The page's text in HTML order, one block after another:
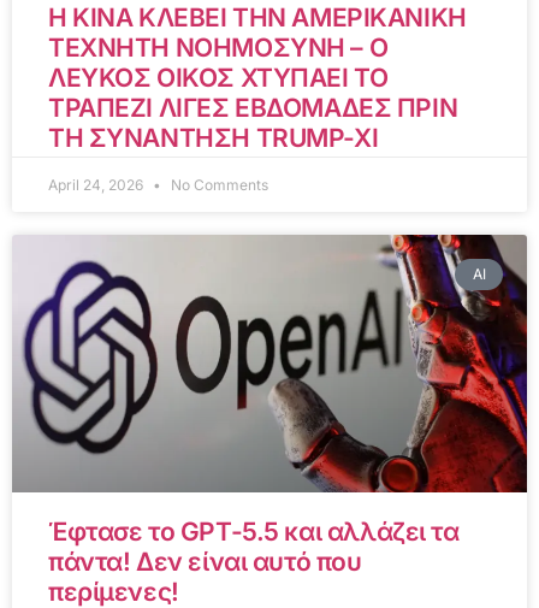
Η ΚΙΝΑ ΚΛΕΒΕΙ ΤΗΝ ΑΜΕΡΙΚΑΝΙΚΗ
ΤΕΧΝΗΤΗ ΝΟΗΜΟΣΥΝΗ – Ο
ΛΕΥΚΟΣ ΟΙΚΟΣ ΧΤΥΠΑΕΙ ΤΟ
ΤΡΑΠΕΖΙ ΛΙΓΕΣ ΕΒΔΟΜΑΔΕΣ ΠΡΙΝ
ΤΗ ΣΥΝΑΝΤΗΣΗ TRUMP-XI
April 24, 2026 No Comments
AI
Έφτασε το GPT-5.5 και αλλάζει τα
πάντα! Δεν είναι αυτό που
περίμενες!